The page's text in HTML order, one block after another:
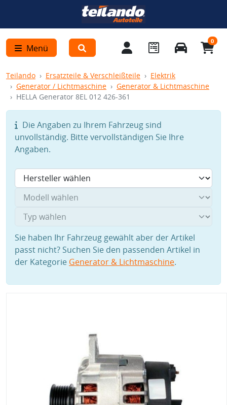
Menü
0
Teilando Ersatzteile & Verschleißteile
Elektrik
Generator / Lichtmaschine
Generator & Lichtmaschine
HELLA Generator 8EL 012 426-361
Die Angaben zu Ihrem Fahrzeug sind
unvollständig. Bitte vervollständigen Sie Ihre
Angaben.
Sie haben Ihr Fahrzeug gewählt aber der Artikel
passt nicht? Suchen Sie den passenden Artikel in
der Kategorie Generator & Lichtmaschine.